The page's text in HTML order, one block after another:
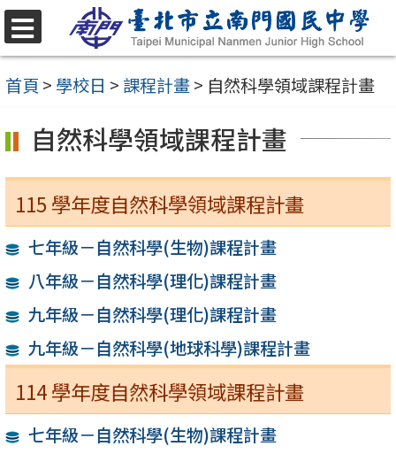
跳
至
主
內
選
單
首頁 > 學校日 > 課程計畫> 自然科學領域課程計畫
自然科學領域課程計畫
115 學年度自然科學領域課程計畫
七年級－自然科學(生物)課程計畫
八年級－自然科學(理化)課程計畫
九年級－自然科學(理化)課程計畫
九年級－自然科學(地球科學)課程計畫
114 學年度自然科學領域課程計畫
七年級－自然科學(生物)課程計畫